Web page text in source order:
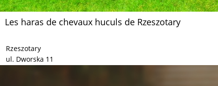
Les haras de chevaux huculs de Rzeszotary
Rzeszotary
ul. Dworska 11